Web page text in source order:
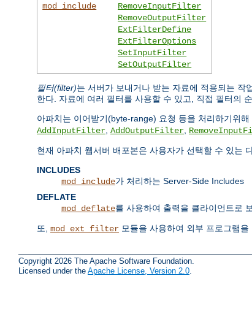
mod_include
RemoveInputFilter
RemoveOutputFilter
ExtFilterDefine
ExtFilterOptions
SetInputFilter
SetOutputFilter
필터(filter)는 서버가 보내거나 받는 자료에 적용되는 작
한다. 자료에 여러 필터를 사용할 수 있고, 직접 필터의
아파치는 이어받기(byte-range) 요청 등을 처리하기위
AddInputFilter AddOutputFilter
현재 아파치 웹서버 배포본은 사용자가 선택할 수 있는
INCLUDES
mod_include가 처리하는 Server-Side Includes
DEFLATE
mod_deflate를 사용하여 출력을 클라이언트로
또, mod_ext_filter 모듈을 사용하여 외부 프로그램을
Copyright 2026 The Apache Software Foundation.
Licensed under the Apache License, Version 2.0.